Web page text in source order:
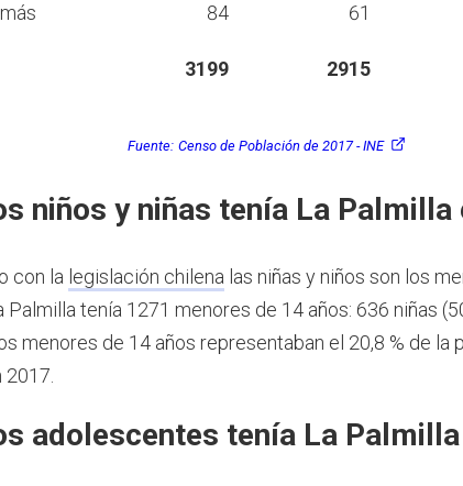
84 61
3199 2915
Fuente: Censo de Población de 2017 - INE
niños y niñas tenía La Palmilla
con la legislación chilena las niñas y niños son los
Palmilla tenía 1271 menores de 14 años: 636 niñas
menores de 14 años representaban el 20,8 % de la
2017.
adolescentes tenía La